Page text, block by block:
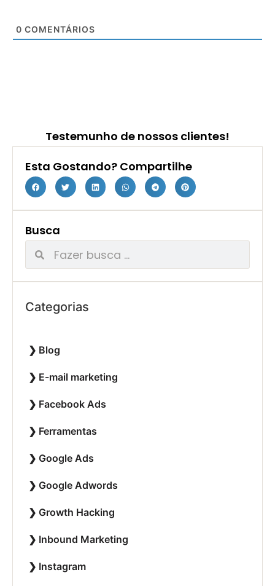
0 COMENTÁRIOS
Testemunho de nossos clientes!
Esta Gostando? Compartilhe
Busca
Categorias
Blog
E-mail marketing
Facebook Ads
Ferramentas
Google Ads
Google Adwords
Growth Hacking
Inbound Marketing
Instagram